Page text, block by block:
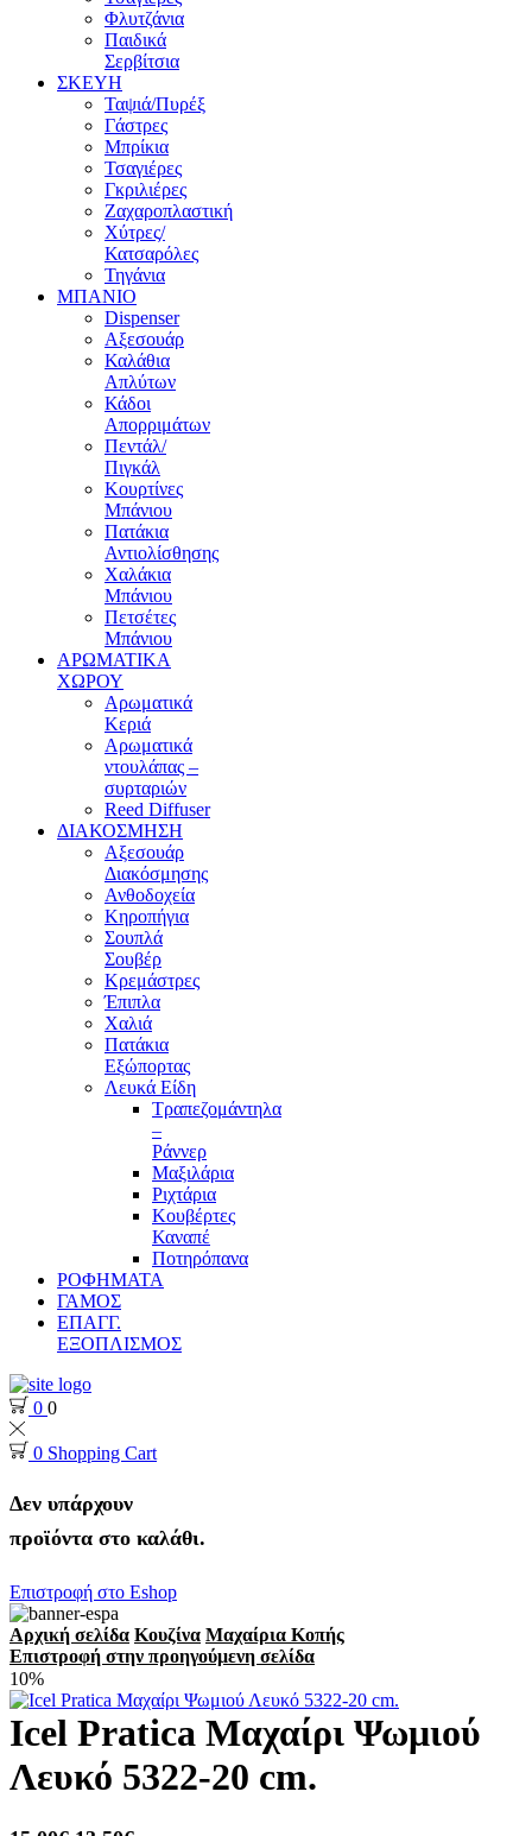
Φλυτζάνια
Παιδικά
Σερβίτσια
ΣΚΕΥΗ
Ταψιά/Πυρέξ
Γάστρες
Μπρίκια
Τσαγιέρες
Γκριλιέρες
Ζαχαροπλαστική
Χύτρες/
Κατσαρόλες
Τηγάνια
ΜΠΑΝΙΟ
Dispenser
Αξεσουάρ
Καλάθια
Απλύτων
Κάδοι
Απορριμάτων
Πεντάλ/
Πιγκάλ
Κουρτίνες
Μπάνιου
Πατάκια
Αντιολίσθησης
Χαλάκια
Μπάνιου
Πετσέτες
Μπάνιου
ΑΡΩΜΑΤΙΚΑ
ΧΩΡΟΥ
Αρωματικά
Κεριά
Αρωματικά
ντουλάπας –
συρταριών
Reed Diffuser
ΔΙΑΚΟΣΜΗΣΗ
Αξεσουάρ
Διακόσμησης
Ανθοδοχεία
Κηροπήγια
Σουπλά
Σουβέρ
Κρεμάστρες
Έπιπλα
Χαλιά
Πατάκια
Εξώπορτας
Λευκά Είδη
Τραπεζομάντηλα
–
Ράννερ
Μαξιλάρια
Ριχτάρια
Κουβέρτες
Καναπέ
Ποτηρόπανα
ΡΟΦΗΜΑΤΑ
ΓΑΜΟΣ
ΕΠΑΓΓ.
ΕΞΟΠΛΙΣΜΟΣ
0 0
0 Shopping Cart
Δεν υπάρχουν
προϊόντα στο καλάθι.
Επιστροφή στο Eshop
Αρχική σελίδα Κουζίνα Μαχαίρια Κοπής
Επιστροφή στην προηγούμενη σελίδα
10%
Icel Pratica Μαχαίρι Ψωμιού
Λευκό 5322-20 cm.